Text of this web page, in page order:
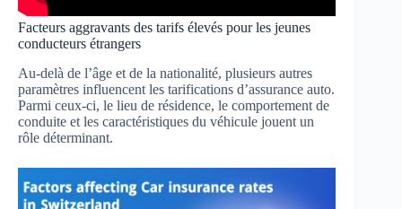
Facteurs aggravants des tarifs élevés pour les jeunes
conducteurs étrangers
Au-delà de l’âge et de la nationalité, plusieurs autres
paramètres influencent les tarifications d’assurance auto.
Parmi ceux-ci, le lieu de résidence, le comportement de
conduite et les caractéristiques du véhicule jouent un
rôle déterminant.